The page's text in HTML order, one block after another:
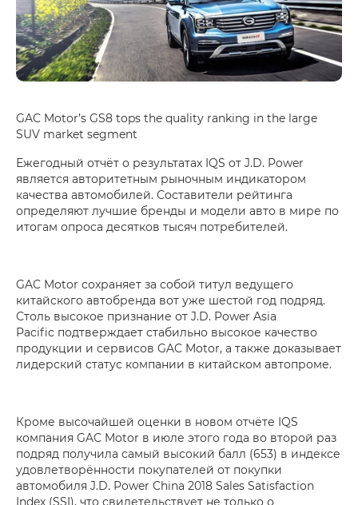
GAC Motor’s GS8 tops the quality ranking in the large
SUV market segment
Ежегодный отчёт о результатах IQS от J.D. Power
является авторитетным рыночным индикатором
качества автомобилей. Составители рейтинга
определяют лучшие бренды и модели авто в мире по
итогам опроса десятков тысяч потребителей.
GAC Motor сохраняет за собой титул ведущего
китайского автобренда вот уже шестой год подряд.
Столь высокое признание от J.D. Power Asia
Pacific подтверждает стабильно высокое качество
продукции и сервисов GAC Motor, а также доказывает
лидерский статус компании в китайском автопроме.
Кроме высочайшей оценки в новом отчёте IQS
компания GAC Motor в июле этого года во второй раз
подряд получила самый высокий балл (653) в индексе
удовлетворённости покупателей от покупки
автомобиля J.D. Power China 2018 Sales Satisfaction
Index (SSI), что свидетельствует не только о